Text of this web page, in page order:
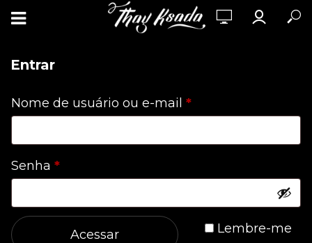
Entrar
Nome de usuário ou e-mail *Obrigatório
Senha *Obrigatório
Lembre-me
Acessar